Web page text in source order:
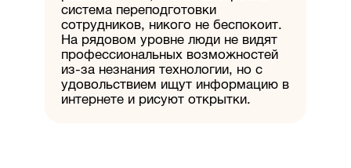
система переподготовки
сотрудников, никого не беспокоит.
На рядовом уровне люди не видят
профессиональных возможностей
из-за незнания технологии, но с
удовольствием ищут информацию в
интернете и рисуют открытки.